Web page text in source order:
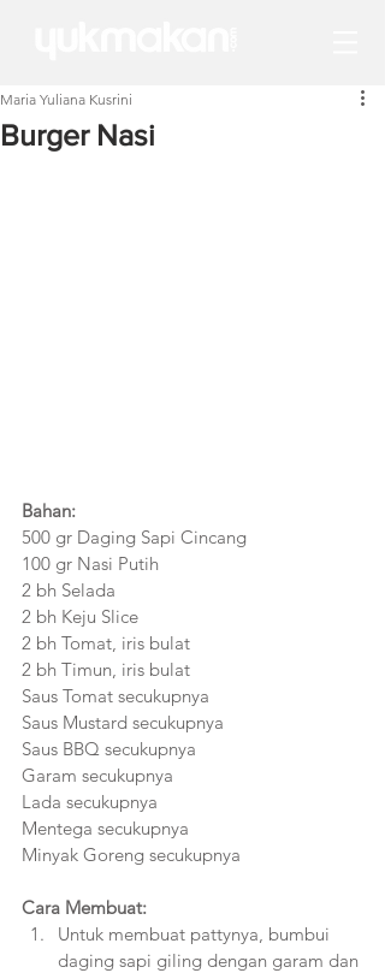
Burger Nasi
Maria Yuliana Kusrini
Bahan:
500 gr Daging Sapi Cincang
100 gr Nasi Putih
2 bh Selada
2 bh Keju Slice
2 bh Tomat, iris bulat
2 bh Timun, iris bulat
Saus Tomat secukupnya
Saus Mustard secukupnya
Saus BBQ secukupnya
Garam secukupnya
Lada secukupnya
Mentega secukupnya
Minyak Goreng secukupnya
Cara Membuat:
Untuk membuat pattynya, bumbui
daging sapi giling dengan garam dan